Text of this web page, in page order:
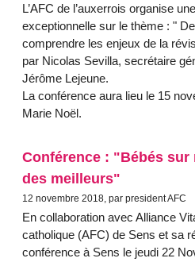
L’AFC de l’auxerrois organise
exceptionnelle sur le thème : "
comprendre les enjeux de la
par Nicolas Sevilla, secrétaire
Jérôme Lejeune.
La conférence aura lieu le 15
Marie Noël.
Conférence : "Bébés sur
des meilleurs"
12 novembre 2018, par president AFC
En collaboration avec Alliance
catholique (AFC) de Sens et sa
conférence à Sens le jeudi 22